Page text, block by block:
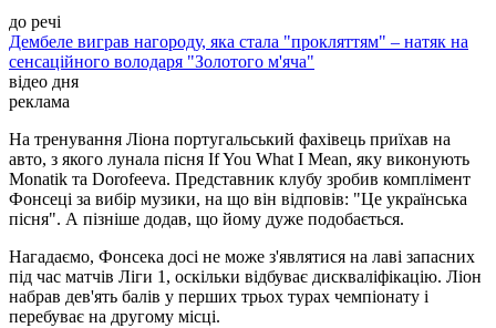
до речі
Дембеле виграв нагороду, яка стала "прокляттям" – натяк на
сенсаційного володаря "Золотого м'яча"
відео дня
реклама
На тренування Ліона португальський фахівець приїхав на
авто, з якого лунала пісня If You What I Mean, яку виконують
Monatik та Dorofeeva. Представник клубу зробив комплімент
Фонсеці за вибір музики, на що він відповів: "Це українська
пісня". А пізніше додав, що йому дуже подобається.
Нагадаємо, Фонсека досі не може з'являтися на лаві запасних
під час матчів Ліги 1, оскільки відбуває дискваліфікацію. Ліон
набрав дев'ять балів у перших трьох турах чемпіонату і
перебуває на другому місці.